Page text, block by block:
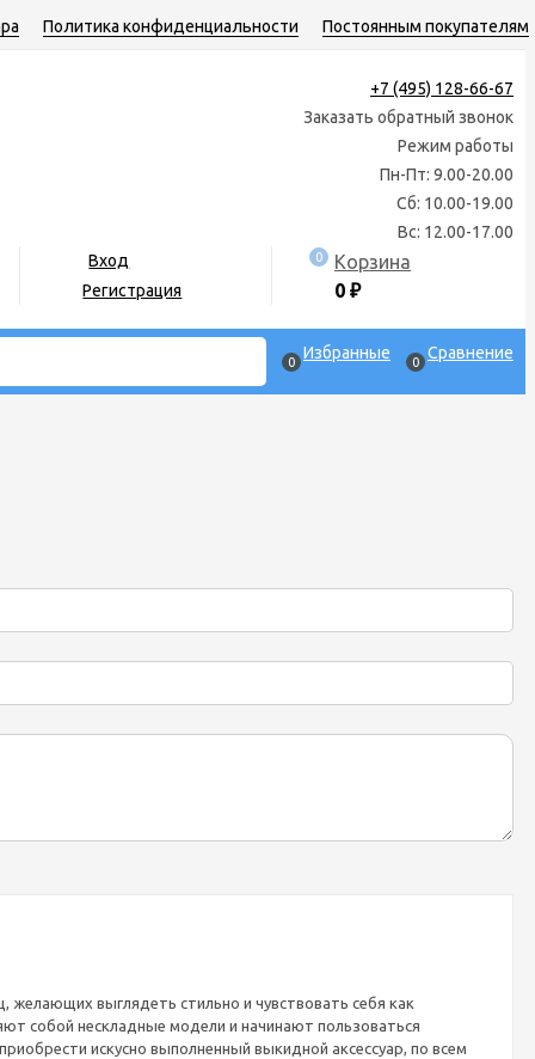
Политика конфиденциальности Постоянным покупателям
+7 (495) 128-66-67
Заказать обратный звонок
Режим работы
Пн-Пт: 9.00-20.00
Сб: 10.00-19.00
Вс: 12.00-17.00
Вход
Регистрация
0
Корзина
0 ₽
0 Избранные 0 Сравнение
выглядеть стильно и чувствовать себя как
собой нескладные модели и начинают пользоваться
искусно выполненный выкидной аксессуар, по всем